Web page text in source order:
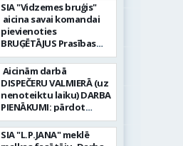
SIA "Vidzemes bruģis"
aicina savai komandai
pievienoties
BRUĢĒTĀJUS Prasības
pretendentiem: Vēlme
strādāt - augsta
atbildības sajūta pret
darbu, precizitāte;
Pieredze bruģēšanā vai
ceļu būvniecībā. Darba
pienākumi: Bruģakmens
ieklāšana; Ceļu, ielas
Aicinām darbā
DISPEČERU VALMIERĀ (uz
nenoteiktu laiku) DARBA
PIENĀKUMI: pārdot
braukšanas
dokumentus organizēt
un koordinēt autobusu
SIA "L.P.JANA" meklē